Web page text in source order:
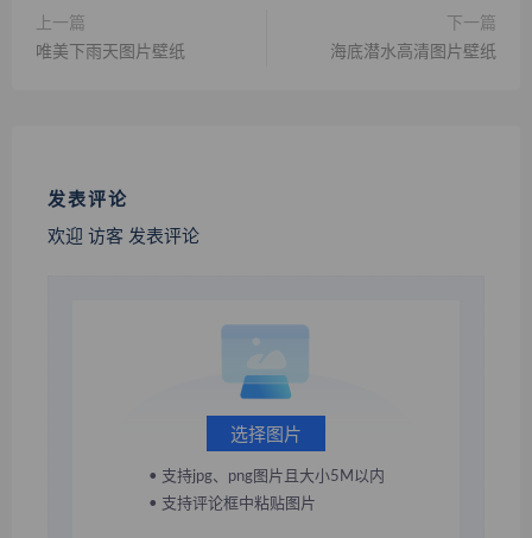
上一篇
唯美下雨天图片壁纸
下一篇
海底潜水高清图片壁纸
发表评论
欢迎 访客 发表评论
选择图片
• 支持jpg、png图片且大小5M以内
• 支持评论框中粘贴图片